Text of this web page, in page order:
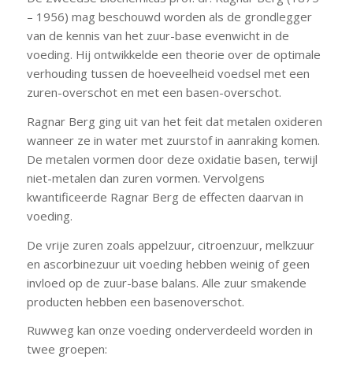
– 1956) mag beschouwd worden als de grondlegger
van de kennis van het zuur-base evenwicht in de
voeding. Hij ontwikkelde een theorie over de optimale
verhouding tussen de hoeveelheid voedsel met een
zuren-overschot en met een basen-overschot.
Ragnar Berg ging uit van het feit dat metalen oxideren
wanneer ze in water met zuurstof in aanraking komen.
De metalen vormen door deze oxidatie basen, terwijl
niet-metalen dan zuren vormen. Vervolgens
kwantificeerde Ragnar Berg de effecten daarvan in
voeding.
De vrije zuren zoals appelzuur, citroenzuur, melkzuur
en ascorbinezuur uit voeding hebben weinig of geen
invloed op de zuur-base balans. Alle zuur smakende
producten hebben een basenoverschot.
Ruwweg kan onze voeding onderverdeeld worden in
twee groepen: